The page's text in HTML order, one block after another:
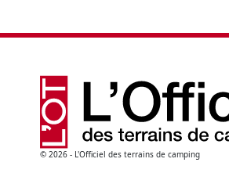
© 2026 - L'Officiel des terrains de camping